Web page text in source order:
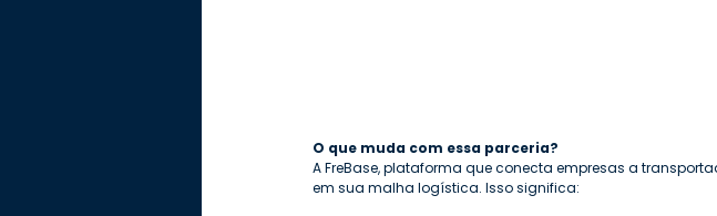
O que muda com essa parceria?
A FreBase, plataforma que conecta empresas a
em sua malha logística. Isso significa: